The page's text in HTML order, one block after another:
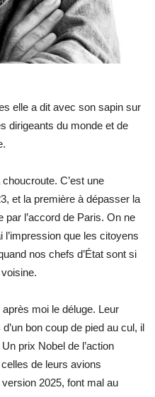
elle a dit avec son sapin sur
dirigeants du monde et de
C’est une
et la première à dépasser la
par l’accord de Paris. On ne
que les citoyens
nos chefs d’État sont si
moi le déluge. Leur
bon coup de pied au cul, il
prix Nobel de l’action
de leurs avions
2025, font mal au